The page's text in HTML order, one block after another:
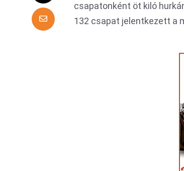
csapatonként öt kiló
132 csapat jelentkezett a